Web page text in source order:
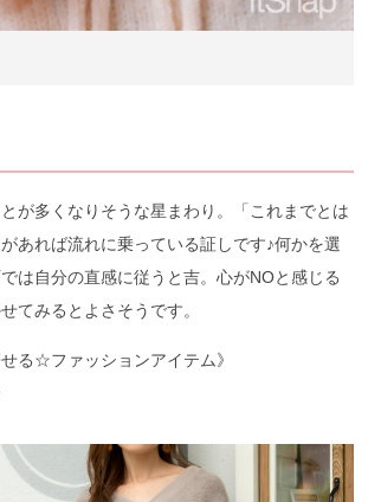
が多くなりそうな星まわり。「これまでとは
あれば流れに乗っている証しです♪何かを選
は自分の直感に従うと吉。心がNOと感じる
てみるとよさそうです。
る☆ファッションアイテム》